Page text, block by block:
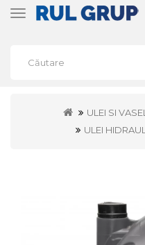
Toggle
ULEI SI
ULEI